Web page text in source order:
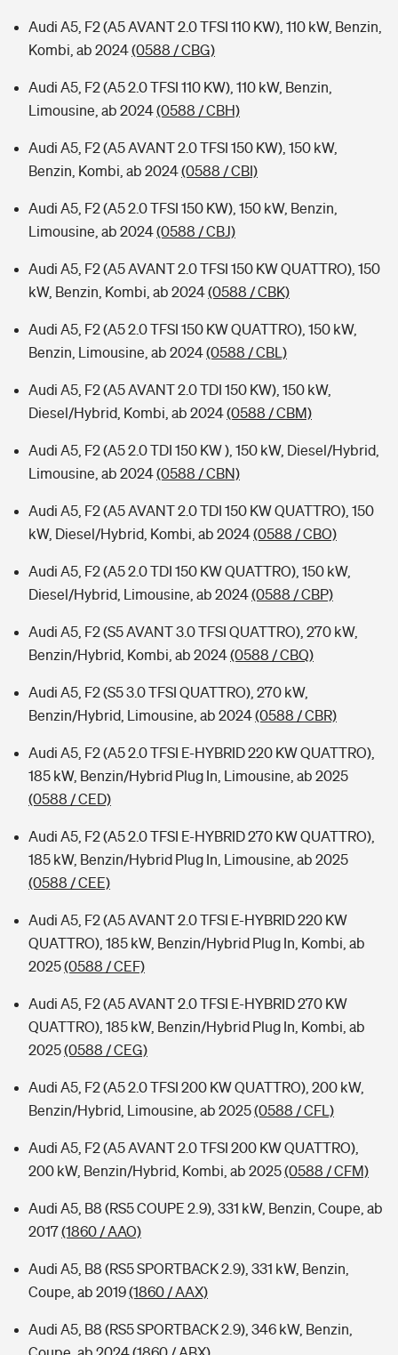
Audi A5, F2 (A5 AVANT 2.0 TFSI 110 KW), 110 kW, Benzin,
Kombi, ab 2024(0588 / CBG)
Audi A5, F2 (A5 2.0 TFSI 110 KW), 110 kW, Benzin,
Limousine, ab 2024(0588 / CBH)
Audi A5, F2 (A5 AVANT 2.0 TFSI 150 KW), 150 kW,
Benzin, Kombi, ab 2024(0588 / CBI)
Audi A5, F2 (A5 2.0 TFSI 150 KW), 150 kW, Benzin,
Limousine, ab 2024(0588 / CBJ)
Audi A5, F2 (A5 AVANT 2.0 TFSI 150 KW QUATTRO), 150
kW, Benzin, Kombi, ab 2024(0588 / CBK)
Audi A5, F2 (A5 2.0 TFSI 150 KW QUATTRO), 150 kW,
Benzin, Limousine, ab 2024(0588 / CBL)
Audi A5, F2 (A5 AVANT 2.0 TDI 150 KW), 150 kW,
Diesel/Hybrid, Kombi, ab 2024(0588 / CBM)
Audi A5, F2 (A5 2.0 TDI 150 KW ), 150 kW, Diesel/Hybrid,
Limousine, ab 2024(0588 / CBN)
Audi A5, F2 (A5 AVANT 2.0 TDI 150 KW QUATTRO), 150
kW, Diesel/Hybrid, Kombi, ab 2024(0588 / CBO)
Audi A5, F2 (A5 2.0 TDI 150 KW QUATTRO), 150 kW,
Diesel/Hybrid, Limousine, ab 2024(0588 / CBP)
Audi A5, F2 (S5 AVANT 3.0 TFSI QUATTRO), 270 kW,
Benzin/Hybrid, Kombi, ab 2024(0588 / CBQ)
Audi A5, F2 (S5 3.0 TFSI QUATTRO), 270 kW,
Benzin/Hybrid, Limousine, ab 2024(0588 / CBR)
Audi A5, F2 (A5 2.0 TFSI E-HYBRID 220 KW QUATTRO),
185 kW, Benzin/Hybrid Plug In, Limousine, ab 2025
(0588 / CED)
Audi A5, F2 (A5 2.0 TFSI E-HYBRID 270 KW QUATTRO),
185 kW, Benzin/Hybrid Plug In, Limousine, ab 2025
(0588 / CEE)
Audi A5, F2 (A5 AVANT 2.0 TFSI E-HYBRID 220 KW
QUATTRO), 185 kW, Benzin/Hybrid Plug In, Kombi, ab
2025(0588 / CEF)
Audi A5, F2 (A5 AVANT 2.0 TFSI E-HYBRID 270 KW
QUATTRO), 185 kW, Benzin/Hybrid Plug In, Kombi, ab
2025(0588 / CEG)
Audi A5, F2 (A5 2.0 TFSI 200 KW QUATTRO), 200 kW,
Benzin/Hybrid, Limousine, ab 2025(0588 / CFL)
Audi A5, F2 (A5 AVANT 2.0 TFSI 200 KW QUATTRO),
200 kW, Benzin/Hybrid, Kombi, ab 2025(0588 / CFM)
Audi A5, B8 (RS5 COUPE 2.9), 331 kW, Benzin, Coupe, ab
2017(1860 / AAO)
Audi A5, B8 (RS5 SPORTBACK 2.9), 331 kW, Benzin,
Coupe, ab 2019(1860 / AAX)
Audi A5, B8 (RS5 SPORTBACK 2.9), 346 kW, Benzin,